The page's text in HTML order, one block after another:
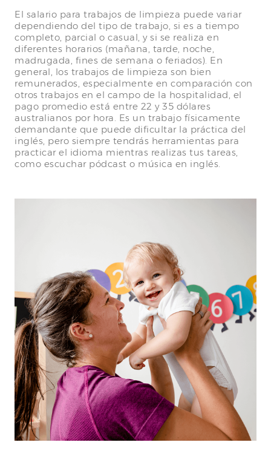
El salario para trabajos de limpieza puede variar
dependiendo del tipo de trabajo, si es a tiempo
completo, parcial o casual, y si se realiza en
diferentes horarios (mañana, tarde, noche,
madrugada, fines de semana o feriados). En
general, los trabajos de limpieza son bien
remunerados, especialmente en comparación con
otros trabajos en el campo de la hospitalidad, el
pago promedio está entre 22 y 35 dólares
australianos por hora. Es un trabajo físicamente
demandante que puede dificultar la práctica del
inglés, pero siempre tendrás herramientas para
practicar el idioma mientras realizas tus tareas,
como escuchar pódcast o música en inglés.